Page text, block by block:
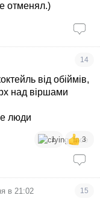
отменял.)
14
від обіймів,
над віршами
люди
1 3
в 21:02 15